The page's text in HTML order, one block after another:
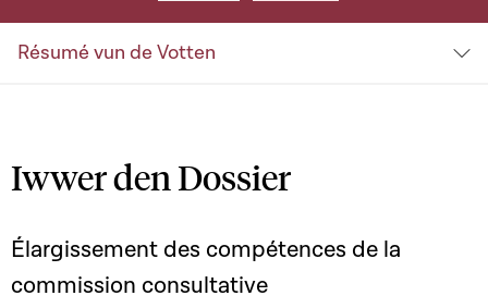
Résumé vun de Votten
Iwwer den Dossier
Élargissement des compétences de la
commission consultative